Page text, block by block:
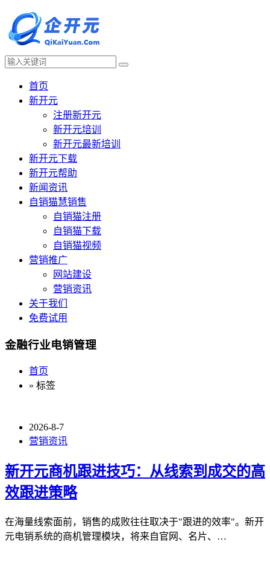
首页
新开元
注册新开元
新开元培训
新开元最新培训
新开元下载
新开元帮助
新闻资讯
自销猫慧销售
自销猫注册
自销猫下载
自销猫视频
营销推广
网站建设
营销资讯
关于我们
免费试用
金融行业电销管理
首页
» 标签
2026-8-7
营销资讯
新开元商机跟进技巧：从线索到成交的高
效跟进策略
在海量线索面前，销售的成败往往取决于"跟进的效率"。新开
元电销系统的商机管理模块，将来自官网、名片、…